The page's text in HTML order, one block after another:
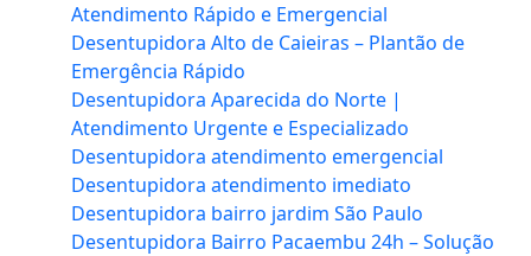
Atendimento Rápido e Emergencial
Desentupidora Alto de Caieiras – Plantão de
Emergência Rápido
Desentupidora Aparecida do Norte |
Atendimento Urgente e Especializado
Desentupidora atendimento emergencial
Desentupidora atendimento imediato
Desentupidora bairro jardim São Paulo
Desentupidora Bairro Pacaembu 24h – Solução